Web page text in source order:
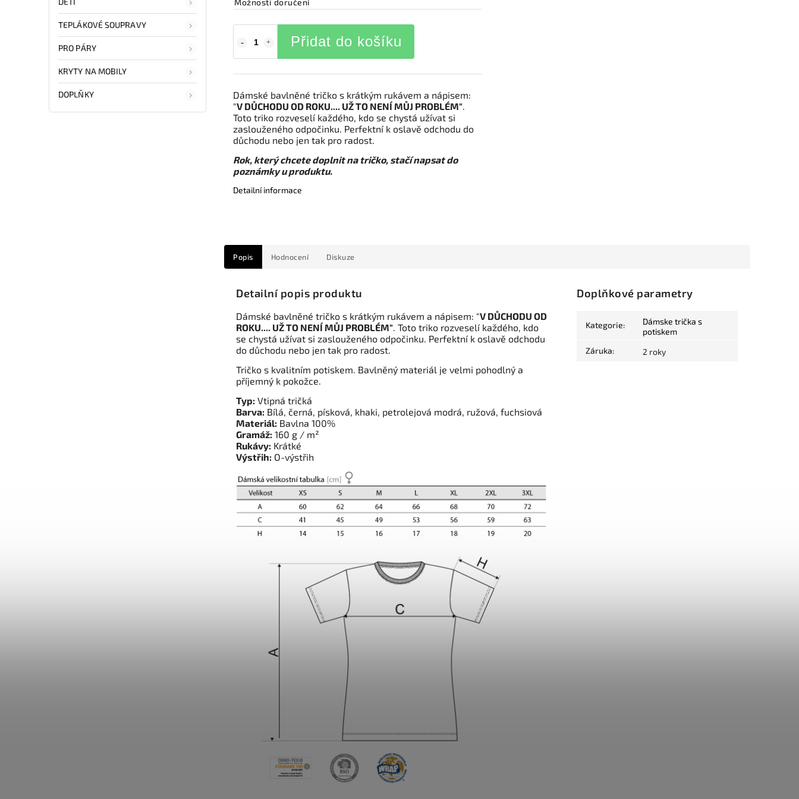
TEPLÁKOVÉ SOUPRAVY
PRO PÁRY
KRYTY NA MOBILY
DOPLŇKY
Přidat do košíku
Dámské bavlněné tričko s krátkým rukávem a nápisem:
"V DŮCHODU OD ROKU.... UŽ TO NENÍ MŮJ PROBLÉM"
Toto triko rozveselí každého, kdo se chystá užívat si
zaslouženého odpočinku. Perfektní k oslavě odchodu do
důchodu nebo jen tak pro radost.
Rok, který chcete doplnit na tričko, stačí napsat do
poznámky u produktu.
Detailní informace
Popis Hodnocení Diskuze
Detailní popis produktu
Dámské bavlněné tričko s krátkým rukávem a nápisem: "V DŮCHODU OD
ROKU.... UŽ TO NENÍ MŮJ PROBLÉM". Toto triko rozveselí každého, kdo
se chystá užívat si zaslouženého odpočinku. Perfektní k oslavě odchodu
do důchodu nebo jen tak pro radost.
Tričko s kvalitním potiskem. Bavlněný materiál je velmi pohodlný a
příjemný k pokožce.
Typ: Vtipná tričká
Barva: Bílá, černá, písková, khaki, petrolejová modrá, ružová, fuchsiová
Materiál: Bavlna 100%
Gramáž: 160 g / m²
Rukávy: Krátké
Výstřih: O-výstřih
Doplňkové parametry
Kategorie:
Dámske trička s
potiskem
Záruka: 2 roky